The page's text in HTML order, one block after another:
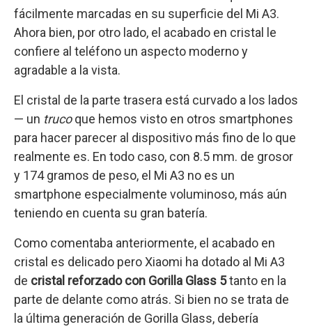
fácilmente marcadas en su superficie del Mi A3.
Ahora bien, por otro lado, el acabado en cristal le
confiere al teléfono un aspecto moderno y
agradable a la vista.
El cristal de la parte trasera está curvado a los lados
— un trucoque hemos visto en otros smartphones
para hacer parecer al dispositivo más fino de lo que
realmente es. En todo caso, con 8.5 mm. de grosor
y 174 gramos de peso, el Mi A3 no es un
smartphone especialmente voluminoso, más aún
teniendo en cuenta su gran batería.
Como comentaba anteriormente, el acabado en
cristal es delicado pero Xiaomi ha dotado al Mi A3
de cristal reforzado con Gorilla Glass 5tanto en la
parte de delante como atrás. Si bien no se trata de
la última generación de Gorilla Glass, debería